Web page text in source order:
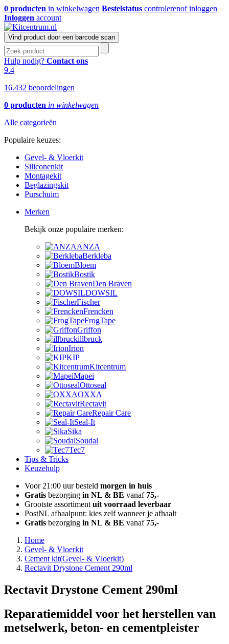
0 producten in winkelwagen Bestelstatus controlerenof inloggen
Inloggen account
Vind product door een barcode scan
Hulp nodig? Contact ons
9.4
16.432 beoordelingen
0 producten in winkelwagen
Alle categorieën
Populaire keuzes:
Gevel- & Vloerkit
Siliconenkit
Montagekit
Beglazingskit
Purschuim
Merken
Bekijk onze populaire merken:
ANZA
Berkleba
Bloem
Bostik
Den Braven
DOWSIL
Fischer
Frencken
FrogTape
Griffon
illbruck
Irion
KIP
Kitcentrum
Mapei
Ottoseal
OXXA
Rectavit
Repair Care
Seal-It
Sika
Soudal
Tec7
Tips & Tricks
Keuzehulp
Voor 21:00 uur besteld morgen in huis
Gratis bezorging in NL & BE vanaf 75,-
Grootste assortiment uit voorraad leverbaar
PostNL afhaalpunt: kies zelf wanneer je afhaalt
Gratis bezorging in NL & BE vanaf 75,-
Home
Gevel- & Vloerkit
Cement kit(Gevel- & Vloerkit)
Rectavit Drystone Cement 290ml
Rectavit Drystone Cement 290ml
Reparatiemiddel voor het herstellen van
metselwerk, beton- en cementpleister